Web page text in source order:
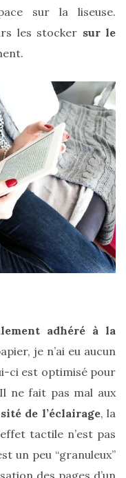
sur la liseuse.
les stocker sur le
adhéré à la
je n’ai eu aucun
ci est optimisé pour
ne fait pas mal aux
de l’éclairage, la
tactile n’est pas
un peu “granuleux”